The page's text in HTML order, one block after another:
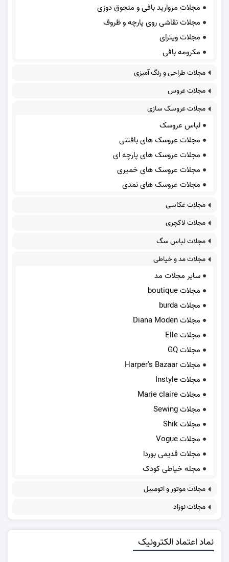
مجلات مروارید بافی و منجوق دوزی
مجلات نقاشی روی پارچه و ظروف
مجلات ویترای
مکرومه بافی
مجلات طراحی و رنگ آمیزی
مجلات عروس
مجلات عروسک سازی
لباس عروسک
مجلات عروسک های بافتنی
مجلات عروسک های پارچه ای
مجلات عروسک های خمیری
مجلات عروسک های نمدی
مجلات عکاسی
مجلات لاکچری
مجلات لباس سگ
مجلات مد و خیاطی
سایر مجلات مد
مجلات boutique
مجلات burda
مجلات Diana Moden
مجلات Elle
مجلات GQ
مجلات Harper's Bazaar
مجلات Instyle
مجلات Marie claire
مجلات Sewing
مجلات Shik
مجلات Vogue
مجلات قدیمی بوردا
مجله خیاطی کودک
مجلات موتور و اتومبیل
مجلات نوزاد
نماد اعتماد الکترونیک